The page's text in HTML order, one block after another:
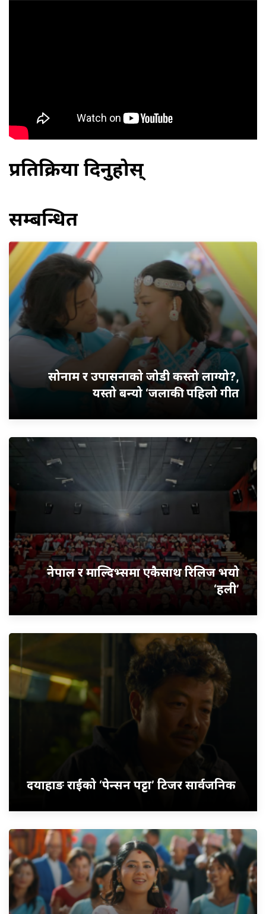
प्रतिक्रिया दिनुहोस्
सम्बन्धित
सोनाम र उपासनाको जोडी कस्तो लाग्यो?,
यस्तो बन्यो ‘जलाकी’ पहिलो गीत
नेपाल र माल्दिभ्समा एकैसाथ रिलिज भयो
‘हली’
दयाहाङ राईको ‘पेन्सन पट्टा’ टिजर सार्वजनिक